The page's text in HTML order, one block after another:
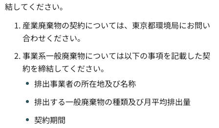
結してください。
産業廃棄物の契約については、東京都環境局にお問い
合わせください。
事業系一般廃棄物については以下の事項を記載した契
約を締結してください。
排出事業者の所在地及び名称
排出する一般廃棄物の種類及び月平均排出量
契約期間